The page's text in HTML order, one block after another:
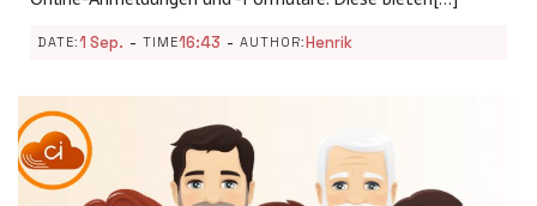
DATE:1 Sep. - TIME16:43 - AUTHOR:Henrik